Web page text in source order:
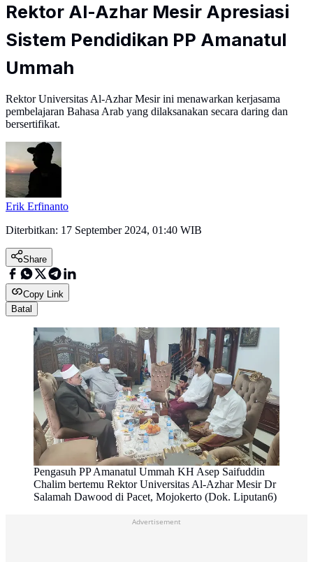
Rektor Al-Azhar Mesir Apresiasi
Sistem Pendidikan PP Amanatul
Ummah
Rektor Universitas Al-Azhar Mesir ini menawarkan kerjasama
pembelajaran Bahasa Arab yang dilaksanakan secara daring dan
bersertifikat.
Erik Erfinanto
Diterbitkan: 17 September 2024, 01:40 WIB
Share
Copy Link
Batal
Pengasuh PP Amanatul Ummah KH Asep Saifuddin
Chalim bertemu Rektor Universitas Al-Azhar Mesir Dr
Salamah Dawood di Pacet, Mojokerto (Dok. Liputan6)
Advertisement